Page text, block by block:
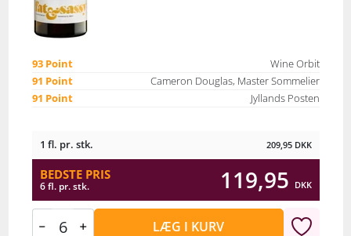
93 Point
Wine Orbit
91 Point
Cameron Douglas, Master Sommelier
91 Point
Jyllands Posten
1 fl. pr. stk. 209,95 DKK
BEDSTE PRIS
6 fl. pr. stk. 119,95 DKK
LÆG I KURV